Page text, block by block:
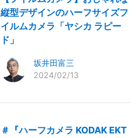
縦型デザインのハーフサイズフ
イルムカメラ「ヤシカ ラピー
ド」
坂井田富三
2024/02/13
＃『ハーフカメラ KODAK EKT